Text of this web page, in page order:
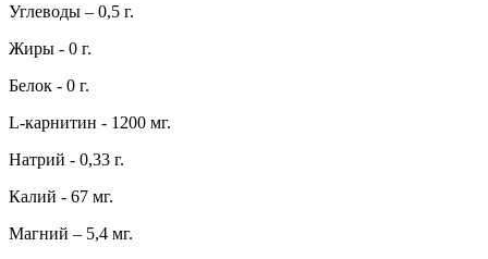
Углеводы – 0,5 г.
Жиры - 0 г.
Белок - 0 г.
L-карнитин - 1200 мг.
Натрий - 0,33 г.
Калий - 67 мг.
Магний – 5,4 мг.